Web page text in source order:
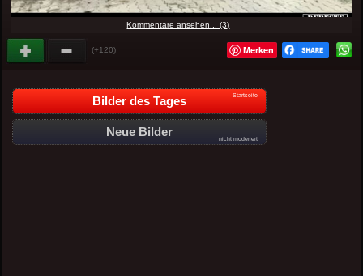
Kommentare ansehen... (3)
(+120) Merken
Bilder des Tages Startseite
Neue Bilder
nicht moderiert